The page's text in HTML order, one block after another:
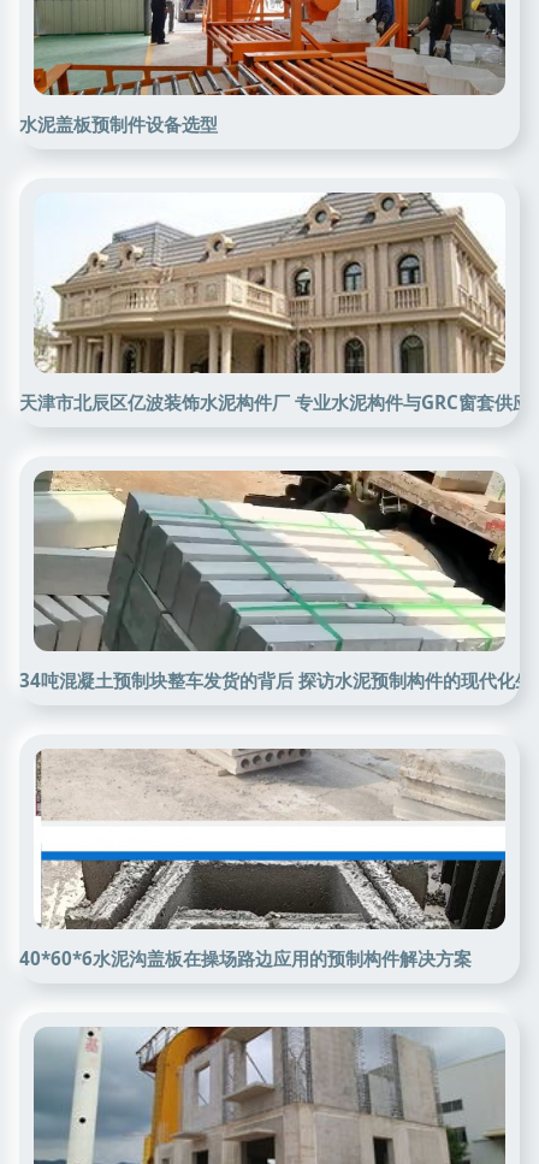
水泥盖板预制件设备选型
天津市北辰区亿波装饰水泥构件厂 专业水泥构件与GRC窗套供应
34吨混凝土预制块整车发货的背后 探访水泥预制构件的现代化生
40*60*6水泥沟盖板在操场路边应用的预制构件解决方案